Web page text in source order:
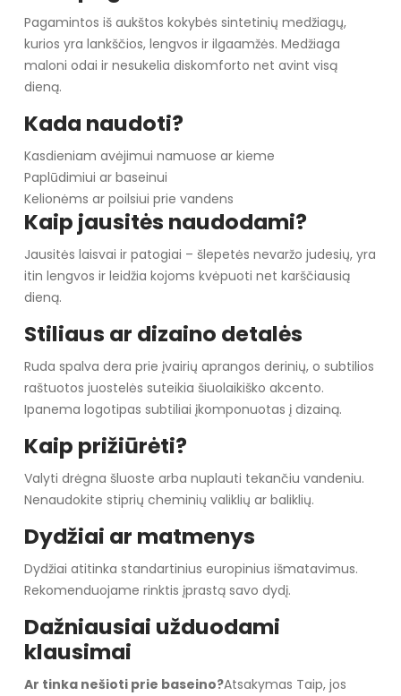
Pagamintos iš aukštos kokybės sintetinių medžiagų,
kurios yra lankščios, lengvos ir ilgaamžės. Medžiaga
maloni odai ir nesukelia diskomforto net avint visą
dieną.
Kada naudoti?
Kasdieniam avėjimui namuose ar kieme
Paplūdimiui ar baseinui
Kelionėms ar poilsiui prie vandens
Kaip jausitės naudodami?
Jausitės laisvai ir patogiai – šlepetės nevaržo judesių, yra
itin lengvos ir leidžia kojoms kvėpuoti net karščiausią
dieną.
Stiliaus ar dizaino detalės
Ruda spalva dera prie įvairių aprangos derinių, o subtilios
raštuotos juostelės suteikia šiuolaikiško akcento.
Ipanema logotipas subtiliai įkomponuotas į dizainą.
Kaip prižiūrėti?
Valyti drėgna šluoste arba nuplauti tekančiu vandeniu.
Nenaudokite stiprių cheminių valiklių ar baliklių.
Dydžiai ar matmenys
Dydžiai atitinka standartinius europinius išmatavimus.
Rekomenduojame rinktis įprastą savo dydį.
Dažniausiai užduodami
klausimai
Ar tinka nešioti prie baseino?Atsakymas Taip, jos